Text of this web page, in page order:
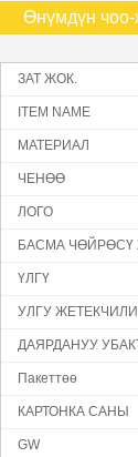
Өнүмдүн
ЗАТ ЖОК.
ITEM NAME
МАТЕРИАЛ
ЧЕНӨӨ
ЛОГО
БАСМА
ҮЛГҮ
УЛГУ
ДАЯРДАНУУ
Пакеттөө
КАРТОНКА САНЫ
GW